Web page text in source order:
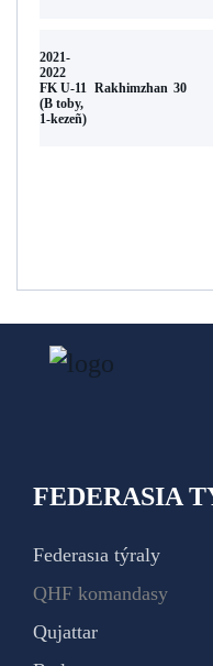
2021-
2022
FK U-11
(В toby,
1-kezeñ)
Rakhimzhan 30
FEDERASIA
Federasıa týraly
QHF komandasy
Qujattar